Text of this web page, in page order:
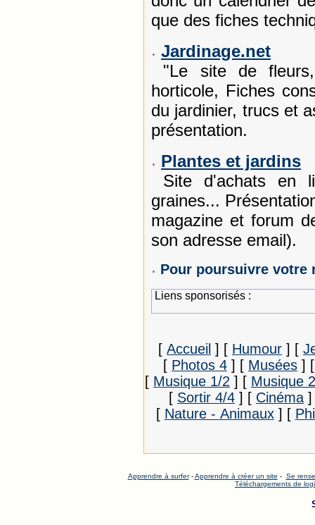
que des fiches
Jardinage.net
"Le site de
horticole, Fiches
du jardinier, trucs et
présentation.
Plantes et jardins
Site d'achats en
graines...
magazine et forum
son adresse email).
Pour poursuivre votre
Liens sponsorisés :
[ Accueil ] [ Humour ] [
[ Photos 4 ] [ Musées ]
[ Musique 1/2 ] [ Musique
[ Sortir 4/4 ] [ Cinéma ]
[ Nature - Animaux] [
Apprendre à surfer-Apprendre à créer un site - Se
Téléchargements de